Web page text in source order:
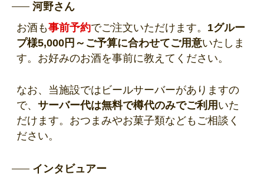
河野さん
お酒も事前予約でご注文いただけます。 1グルー
プ様5,000円～ご予算に合わせてご用意いたしま
す。お好みのお酒を事前に教えてください。
なお、当施設ではビールサーバーがありますの
で、 サーバー代は無料で樽代のみでご利用 いた
だけます。おつまみやお菓子類などもご相談く
ださい。
インタビュアー